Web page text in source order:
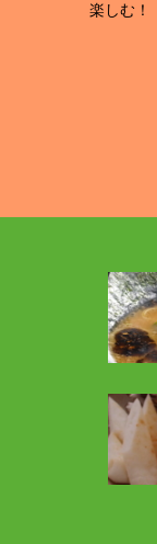
楽しむ！